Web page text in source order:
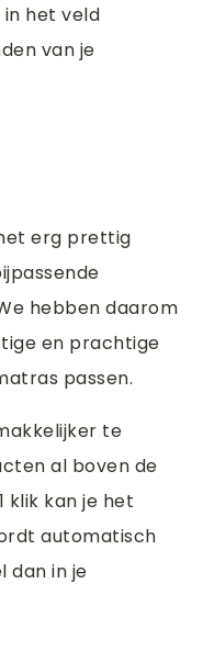
het veld
van je
erg prettig
hebben daarom
en prachtige
passen.
te
al boven de
klik kan je het
automatisch
dan in je